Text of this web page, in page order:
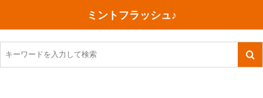
ミントフラッシュ♪
TOEIC感想・結果
今日買った本
ご朱印帳めぐり
ファスティング
食べ物